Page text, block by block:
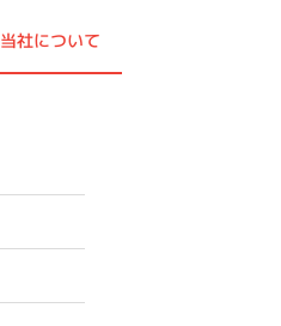
当社について